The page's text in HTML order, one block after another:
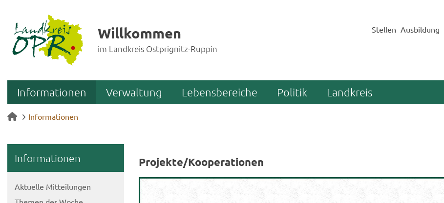
Willkommen
im Landkreis Ostprignitz-Ruppin
Stellen Ausbildung
Informationen Verwaltung Lebensbereiche Politik Landkreis
Informationen
In­for­ma­tio­nen
Ak­tu­el­le Mit­tei­lun­gen
Pro­jek­te/Ko­ope­ra­tio­nen